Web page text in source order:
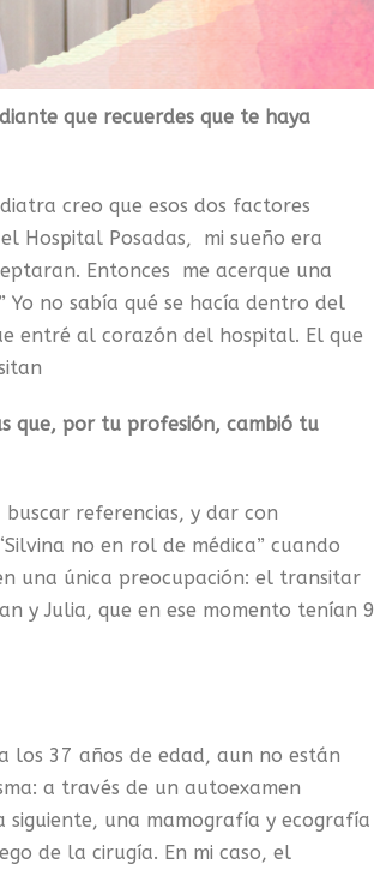
que recuerdes que te haya
creo que esos dos factores
Hospital Posadas, mi sueño era
Entonces me acerque una
Yo no sabía qué se hacía dentro del
entré al corazón del hospital. El que
que, por tu profesión, cambió tu
referencias, y dar con
no en rol de médica” cuando
una única preocupación: el transitar
y Julia, que en ese momento tenían 9
los 37 años de edad, aun no están
a través de un autoexamen
una mamografía y ecografía
de la cirugía. En mi caso, el